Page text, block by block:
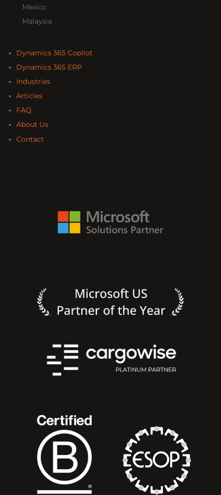
Mexico
Malaysia
Dynamics 365 Copilot
Dynamics 365 ERP
Industries
Articles
FAQ
About Us
Contact